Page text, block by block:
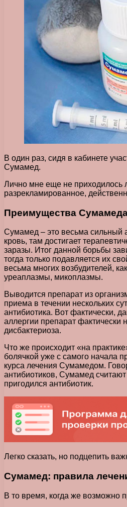
В один раз, сидя в кабинете
Сумамед.
Лично мне еще не приходилось
разрекламированное,
Преимущества
Сумамед – это весьма сильный
кровь, там достигает
заразы. Итог данной борьбы
тогда только подавляется их
весьма многих возбудителей,
уреаплазмы, микоплазмы.
Выводится препарат из
приема в течении нескольких
антибиотика. Вот фактически,
аллергии препарат фактически
дисбактериоза.
Что же происходит «на
болячкой уже с самого начала
курса лечения Сумамедом.
антибиотиков, Сумамед
пригодился антибиотик.
Легко сказать, но подцепить
Сумамед: правила
В то время, когда же возможно